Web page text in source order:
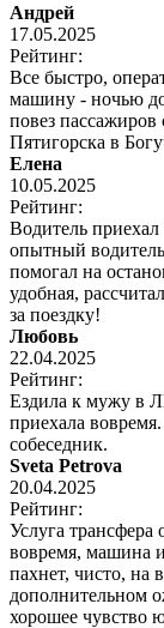
Андрей
17.05.2025
Рейтинг:
Все быстро,
машину - ночью
повез
Пятигорска в
Елена
10.05.2025
Рейтинг:
Водитель
опытный
помогал на
удобная,
за поездку!
Любовь
22.04.2025
Рейтинг:
Ездила к мужу в
приехала
собеседник.
Sveta Petrova
20.04.2025
Рейтинг:
Услуга
вовремя, машина
пахнет, чисто, на
дополнительном
хорошее чувство